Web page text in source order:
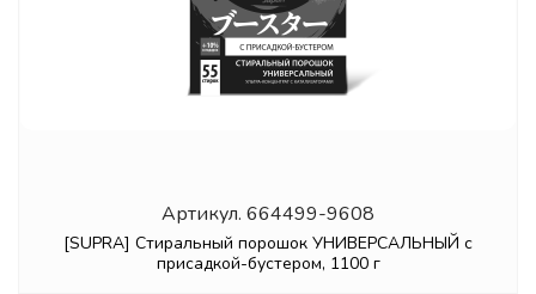
Артикул. 664499-9608
[SUPRA] Стиральный порошок УНИВЕРСАЛЬНЫЙ с
присадкой-бустером, 1100 г